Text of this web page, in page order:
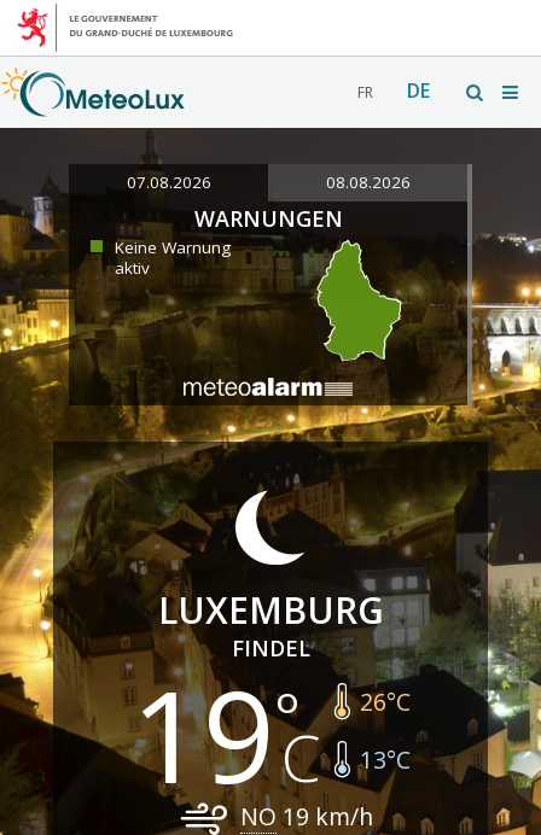
FR DE
07.08.2026 08.08.2026
WARNUNGEN
Keine Warnung
aktiv
LUXEMBURG
FINDEL
19 26°C
13°C
NO 19 km/h